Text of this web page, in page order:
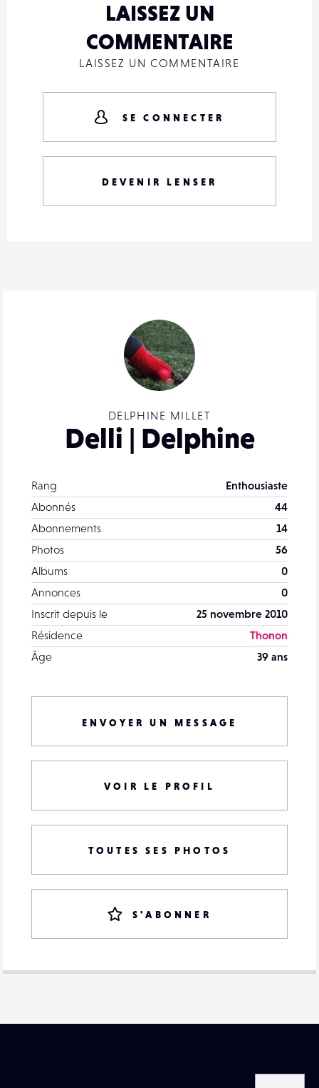
DELPHINE MILLET
Delli | Delphine
Rang
Enthousiaste
Abonnés
44
Abonnements
14
Photos
56
Albums
0
Annonces
0
Inscrit depuis le
25 novembre 2010
Résidence
Thonon
Âge
39 ans
ENVOYER UN MESSAGE
VOIR LE PROFIL
TOUTES SES PHOTOS
S'ABONNER
LAISSEZ UN
COMMENTAIRE
LAISSEZ UN COMMENTAIRE
SE CONNECTER
DEVENIR LENSER